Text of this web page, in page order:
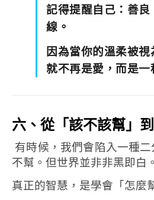
記得提醒自己：善良
線。
因為當你的溫柔被視
就不再是愛，而是一
六、從「該不該幫」到
有時候，我們會陷入一種
不幫。 但世界並非非黑即白。
真正的智慧，是學會「怎麼